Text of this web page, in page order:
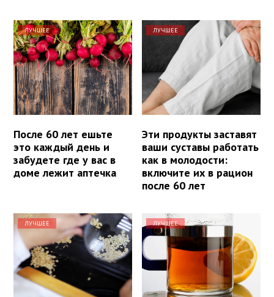
ЛУЧШЕЕ
После 60 лет ешьте
это каждый день и
забудете где у вас в
доме лежит аптечка
ЛУЧШЕЕ
Эти продукты заставят
ваши суставы работать
как в молодости:
включите их в рацион
после 60 лет
ЛУЧШЕЕ ЛУЧШЕЕ